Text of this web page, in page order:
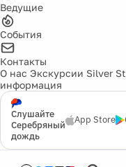
Ведущие
События
Контакты
О нас Экскурсии Silver
информация
Слушайте
Серебряный
дождь
App Store